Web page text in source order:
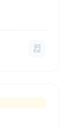
receipt_long